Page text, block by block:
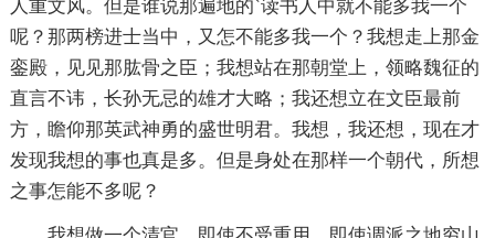
人重文风。但是谁说那遍地的`读书人中就不能多我一个
呢？那两榜进士当中，又怎不能多我一个？我想走上那金
銮殿，见见那肱骨之臣；我想站在那朝堂上，领略魏征的
直言不讳，长孙无忌的雄才大略；我还想立在文臣最前
方，瞻仰那英武神勇的盛世明君。我想，我还想，现在才
发现我想的事也真是多。但是身处在那样一个朝代，所想
之事怎能不多呢？